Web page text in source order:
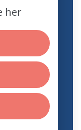
her